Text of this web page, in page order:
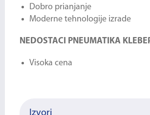
Dobro prianjanje
Moderne tehnologije izrade
NEDOSTACI PNEUMATIKA
Visoka cena
Izvori